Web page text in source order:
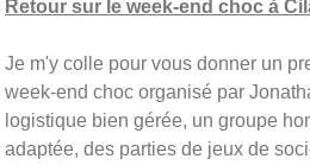
Retour sur le week-end choc à
Je m'y colle pour vous donner un
week-end choc organisé par
logistique bien gérée, un groupe
adaptée, des parties de jeux de